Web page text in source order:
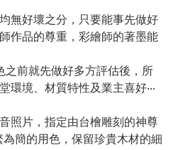
無好壞之分，只要能事先做好
作品的尊重，彩繪師的著墨能
之前就先做好多方評估後，所
環境、材質特性及業主喜好‧‧‧
照片，指定由台檜雕刻的神尊
簡的用色，保留珍貴木材的細